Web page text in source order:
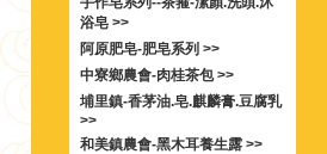
浴皂 >>
阿原肥皂-肥皂系列 >>
中寮鄉農會-肉桂茶包 >>
埔里鎮-香茅油.皂.麒麟膏.豆腐乳
>>
和美鎮農會-黑木耳養生露 >>